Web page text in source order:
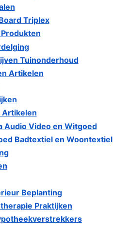
Triplex
Tuinonderhoud
Artikelen
Artikelen
Audio Video en Witgoed
Badtextiel en Woontextiel
Beplanting
Praktijken